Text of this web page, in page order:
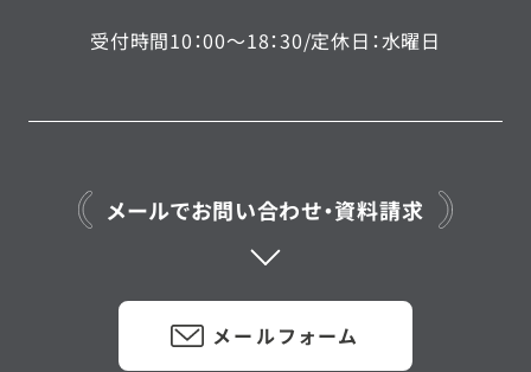
受付時間10：00〜18：30/定休日：水曜日
メールでお問い合わせ・資料請求
メールフォーム